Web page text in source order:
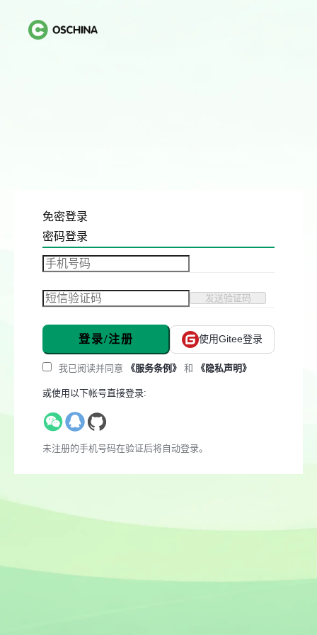
免密登录
密码登录
发送验证码
登录/注册 使用Gitee登录
我已阅读并同意 《服务条例》 和 《隐私声明》
或使用以下帐号直接登录:
未注册的手机号码在验证后将自动登录。